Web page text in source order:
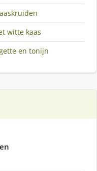
witte kaas
en tonijn